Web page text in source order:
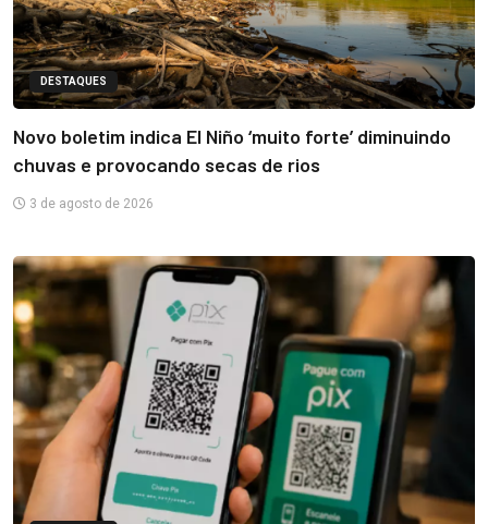
DESTAQUES
Novo boletim indica El Niño ‘muito forte’ diminuindo
chuvas e provocando secas de rios
3 de agosto de 2026